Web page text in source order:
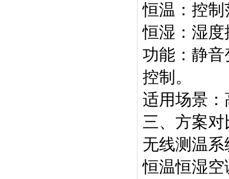
恒温‌：控
恒湿‌：湿
功能‌：静
控制。
适用场景‌
三、方案
无线测温
恒温恒湿